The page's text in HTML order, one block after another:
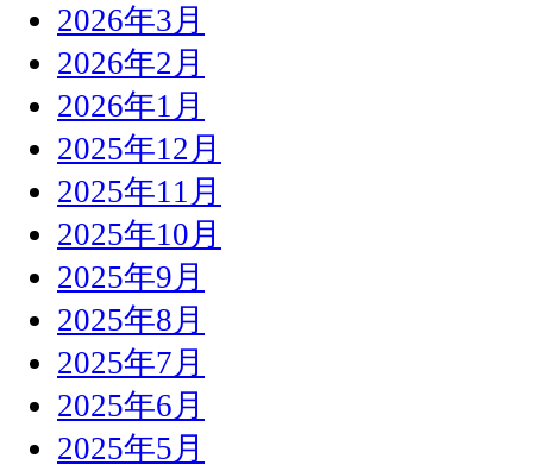
2026年3月
2026年2月
2026年1月
2025年12月
2025年11月
2025年10月
2025年9月
2025年8月
2025年7月
2025年6月
2025年5月